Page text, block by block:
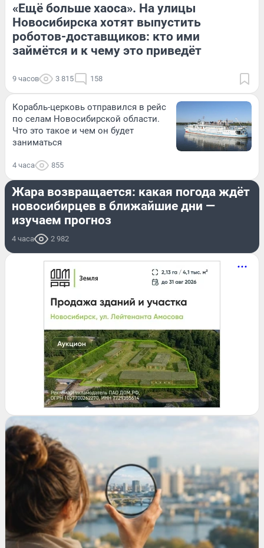
«Ещё больше хаоса». На улицы
Новосибирска хотят выпустить
роботов-доставщиков: кто ими
займётся и к чему это приведёт
9 часов 3 815 158
Корабль-церковь отправился в рейс
по селам Новосибирской области.
Что это такое и чем он будет
заниматься
4 часа 855
Жара возвращается: какая погода ждёт
новосибирцев в ближайшие дни —
изучаем прогноз
4 часа 2 982